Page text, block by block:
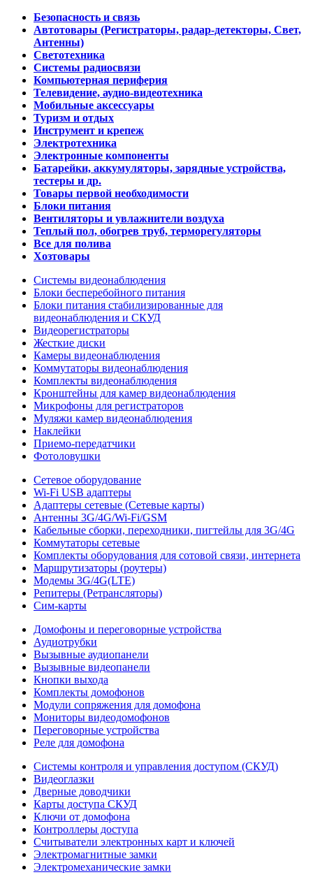
Безопасность и связь
Автотовары (Регистраторы, радар-детекторы, Свет,
Антенны)
Светотехника
Системы радиосвязи
Компьютерная периферия
Телевидение, аудио-видеотехника
Мобильные аксессуары
Туризм и отдых
Инструмент и крепеж
Электротехника
Электронные компоненты
Батарейки, аккумуляторы, зарядные устройства,
тестеры и др.
Товары первой необходимости
Блоки питания
Вентиляторы и увлажнители воздуха
Теплый пол, обогрев труб, терморегуляторы
Все для полива
Хозтовары
Системы видеонаблюдения
Блоки бесперебойного питания
Блоки питания стабилизированные для
видеонаблюдения и СКУД
Видеорегистраторы
Жесткие диски
Камеры видеонаблюдения
Коммутаторы видеонаблюдения
Комплекты видеонаблюдения
Кронштейны для камер видеонаблюдения
Микрофоны для регистраторов
Муляжи камер видеонаблюдения
Наклейки
Приемо-передатчики
Фотоловушки
Сетевое оборудование
Wi-Fi USB адаптеры
Адаптеры сетевые (Сетевые карты)
Антенны 3G/4G/Wi-Fi/GSM
Кабельные сборки, переходники, пигтейлы для 3G/4G
Коммутаторы сетевые
Комплекты оборудования для сотовой связи, интернета
Маршрутизаторы (роутеры)
Модемы 3G/4G(LTE)
Репитеры (Ретрансляторы)
Сим-карты
Домофоны и переговорные устройства
Аудиотрубки
Вызывные аудиопанели
Вызывные видеопанели
Кнопки выхода
Комплекты домофонов
Модули сопряжения для домофона
Мониторы видеодомофонов
Переговорные устройства
Реле для домофона
Системы контроля и управления доступом (СКУД)
Видеоглазки
Дверные доводчики
Карты доступа СКУД
Ключи от домофона
Контроллеры доступа
Считыватели электронных карт и ключей
Электромагнитные замки
Электромеханические замки